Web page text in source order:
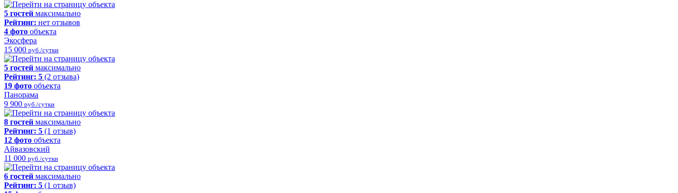
5 гостей максимально
Рейтинг: нет отзывов
4 фото объекта
Экосфера
15 000 руб./сутки
5 гостей максимально
Рейтинг: 5 (2 отзыва)
19 фото объекта
Панорама
9 900 руб./сутки
8 гостей максимально
Рейтинг: 5 (1 отзыв)
12 фото объекта
Айвазовский
11 000 руб./сутки
6 гостей максимально
Рейтинг: 5 (1 отзыв)